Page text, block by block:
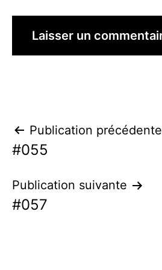
Navigation
de
l’article
Publication précédente
#055
Publication suivante
#057